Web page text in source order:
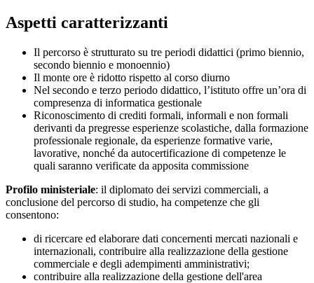
Aspetti caratterizzanti
Il percorso è strutturato su tre periodi didattici (primo biennio,
secondo biennio e monoennio)
Il monte ore è ridotto rispetto al corso diurno
Nel secondo e terzo periodo didattico, l’istituto offre un’ora di
compresenza di informatica gestionale
Riconoscimento di crediti formali, informali e non formali
derivanti da pregresse esperienze scolastiche, dalla formazione
professionale regionale, da esperienze formative varie,
lavorative, nonché da autocertificazione di competenze le
quali saranno verificate da apposita commissione
Profilo ministeriale: il diplomato dei servizi commerciali, a
conclusione del percorso di studio, ha competenze che gli
consentono:
di ricercare ed elaborare dati concernenti mercati nazionali e
internazionali, contribuire alla realizzazione della gestione
commerciale e degli adempimenti amministrativi;
contribuire alla realizzazione della gestione dell'area